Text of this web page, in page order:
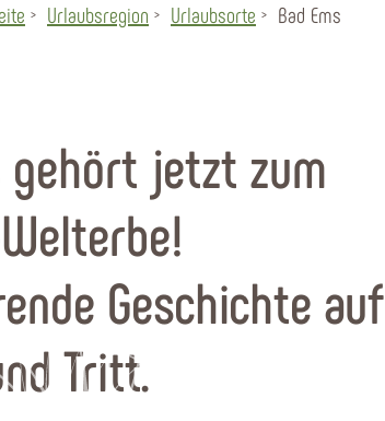
Urlaubsregion Urlaubsorte Bad Ems
gehört jetzt zum
Welterbe!
Geschichte auf
Tritt.